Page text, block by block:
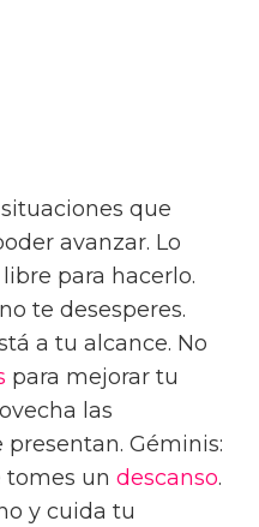
que
avanzar. Lo
para hacerlo.
te desesperes.
a tu alcance. No
para mejorar tu
las
Géminis:
tomes un descanso.
y cuida tu